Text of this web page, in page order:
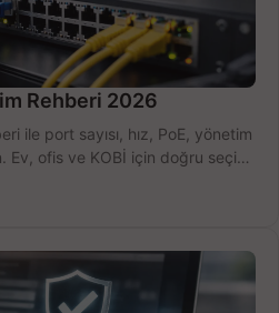
Rehberi 2026
ile port sayısı, hız, PoE, yönetim
ofis ve KOBİ için doğru seçimi